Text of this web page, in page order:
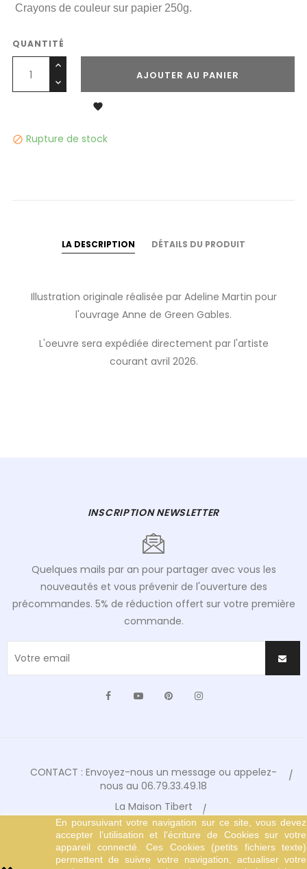
Crayons de couleur sur papier 250g.
QUANTITÉ
AJOUTER AU PANIER

 Rupture de stock
LA DESCRIPTION DÉTAILS DU PRODUIT
Illustration originale réalisée par Adeline Martin pour
l'ouvrage Anne de Green Gables.
L'oeuvre sera expédiée directement par l'artiste
courant avril 2026.
INSCRIPTION NEWSLETTER
Quelques mails par an pour partager avec vous les
nouveautés et vous prévenir de l'ouverture des
précommandes. 5% de réduction offert sur votre première
commande.
FacebookYouTubePinterest
CONTACT : Envoyez-nous un message ou appelez-
nous au 06.79.33.49.18
La Maison Tibert
Conditions Générales de Vente
Mentions Légales
En poursuivant votre navigation sur ce site, vous devez
accepter l’utilisation et l'écriture de Cookies sur votre
appareil connecté. Ces Cookies (petits fichiers texte)
permettent de suivre votre navigation, actualiser votre